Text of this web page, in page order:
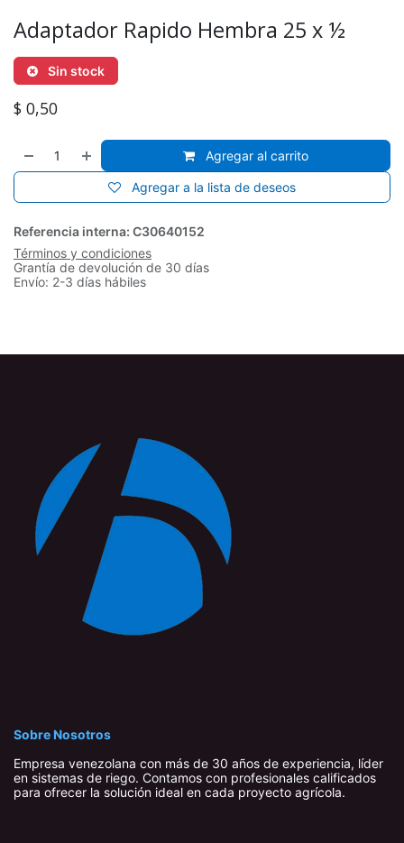
Adaptador Rapido Hembra 25 x ½
Sin stock
$ 0,50
Agregar al carrito
Agregar a la lista de deseos
Referencia interna: C30640152
Términos y condiciones
Grantía de devolución de 30 días
Envío: 2-3 días hábiles
Sobre Nosotros
Empresa venezolana con más de 30 años de experiencia, líder
en sistemas de riego. Contamos con profesionales calificados
para ofrecer la solución ideal en cada proyecto agrícola.